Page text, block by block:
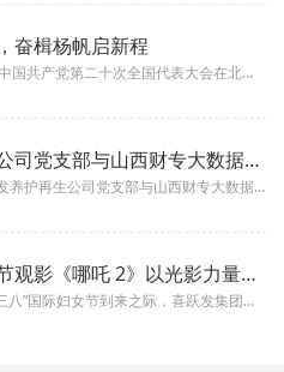
奋楫杨帆启新程
10月16日上午10时，中国共产党第二十次全国代表大会在北京人民大会堂隆重开幕。喜跃发集团党委组织全体党员干部集中收看了...
喜跃发养护再生公司党支部与山西财专大数据学院教师党支部联合开
12月24日，山西喜跃发养护再生公司党支部与山西财专大数据学院党总支书记方建英、大数据学院院长、教师党支部书记乔冰琴等党...
喜跃发集团妇女节观影《哪吒 2》以光影力量传递民族自信与企业
3月8日，在第115个“三八”国际妇女节到来之际，喜跃发集团党委精心策划了一场主题为“巾帼绽芳华·光影传精神主题党日活动...